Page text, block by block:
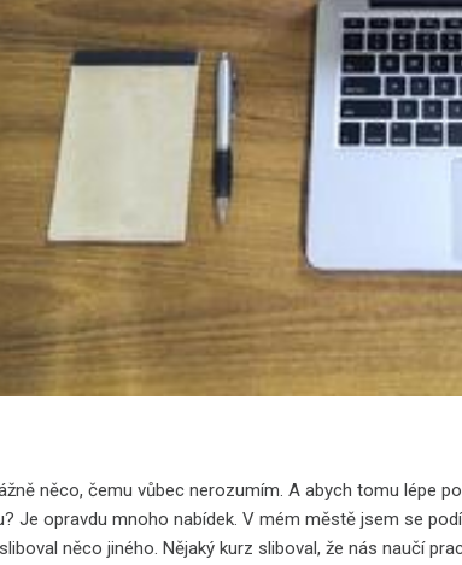
něco, čemu vůbec nerozumím. A abych tomu lépe
Je opravdu mnoho nabídek. V mém městě jsem se
něco jiného. Nějaký kurz sliboval, že nás naučí